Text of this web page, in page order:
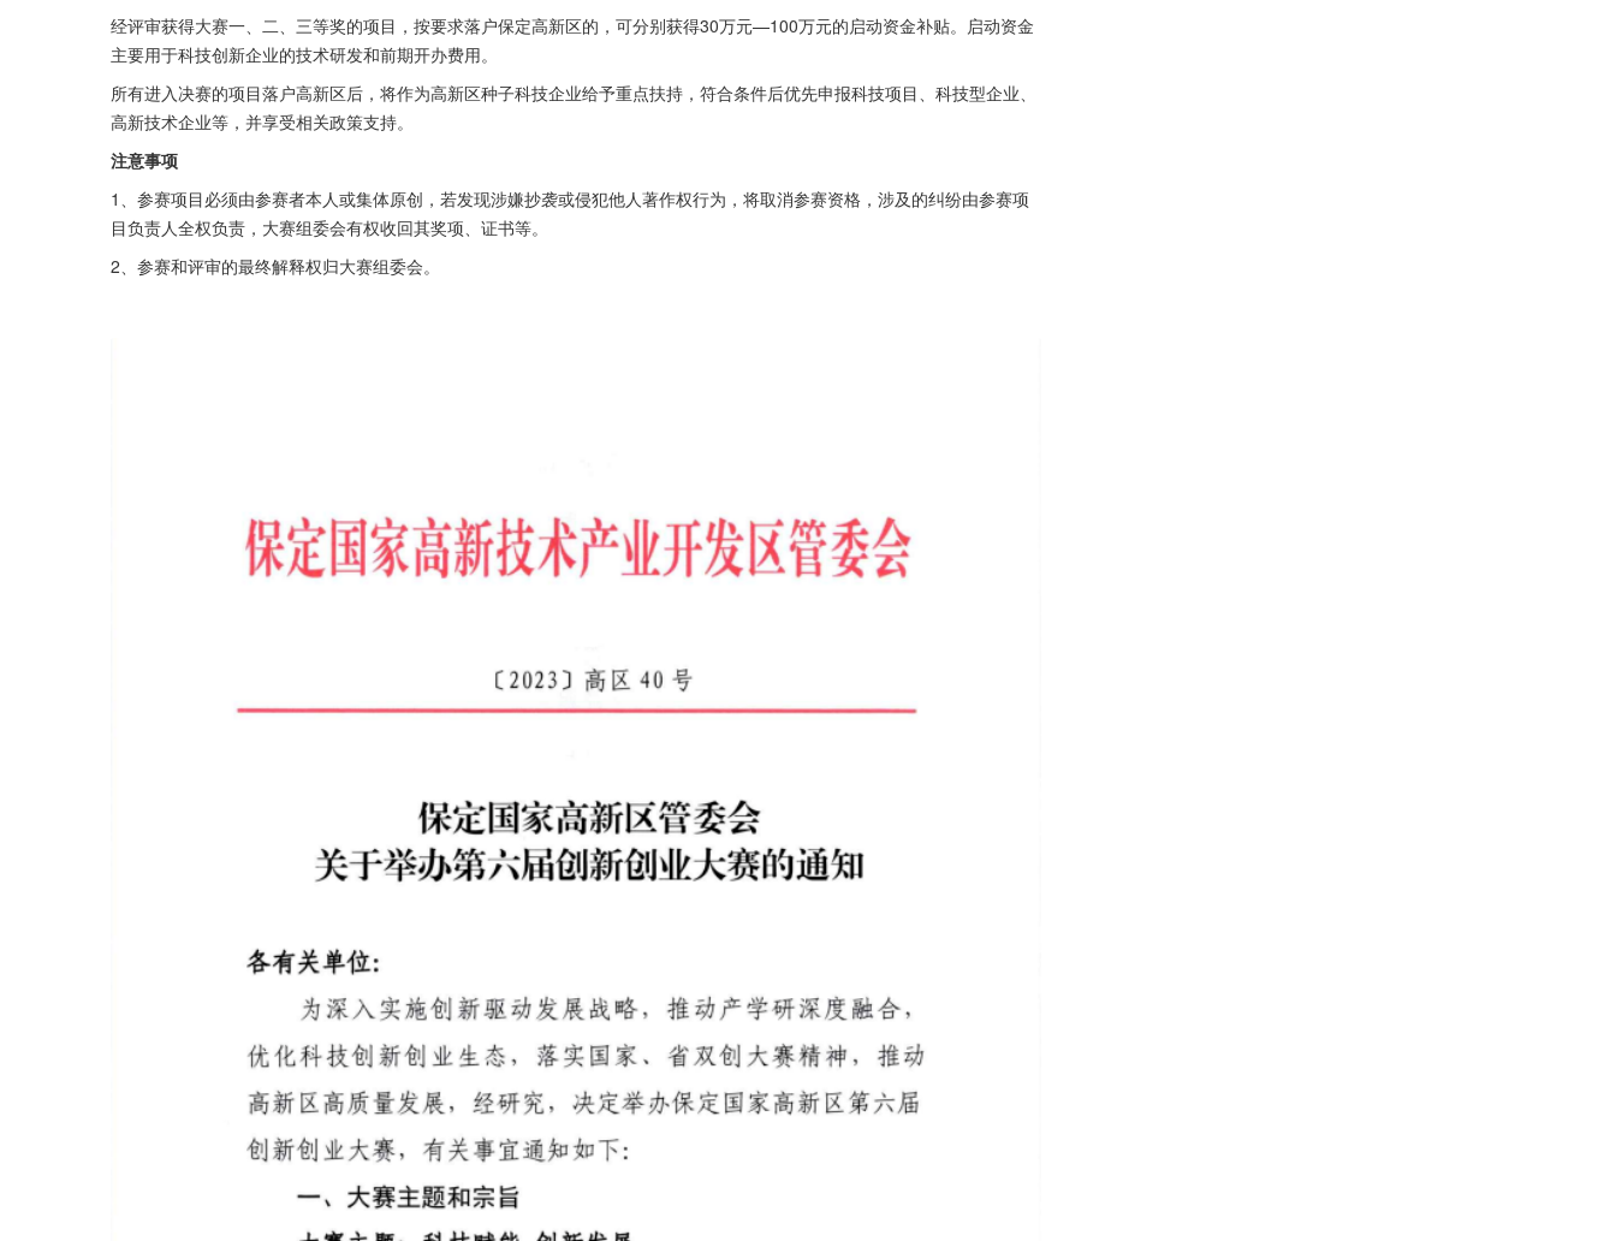
经评审获得大赛一、二、三等奖的项目，按要求落户保定高新区的，可分别获得30万元—100万元的启动资金补贴。启动资金
主要用于科技创新企业的技术研发和前期开办费用。
所有进入决赛的项目落户高新区后，将作为高新区种子科技企业给予重点扶持，符合条件后优先申报科技项目、科技型企业、
高新技术企业等，并享受相关政策支持。
注意事项
1、参赛项目必须由参赛者本人或集体原创，若发现涉嫌抄袭或侵犯他人著作权行为，将取消参赛资格，涉及的纠纷由参赛项
目负责人全权负责，大赛组委会有权收回其奖项、证书等。
2、参赛和评审的最终解释权归大赛组委会。